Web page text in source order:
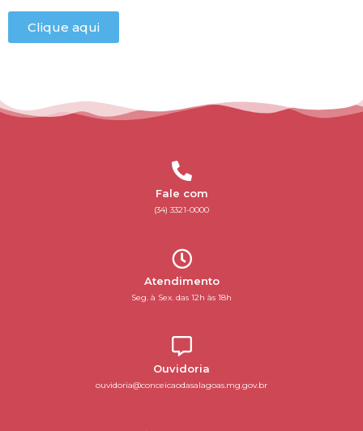
Clique aqui
Fale com
(34) 3321-0000
Atendimento
Seg. à Sex. das 12h às 18h
Ouvidoria
ouvidoria@conceicaodasalagoas.mg.gov.br